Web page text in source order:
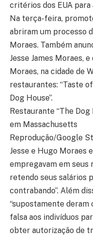
critérios dos EUA para
Na terça-feira,
abriram um processo
Moraes. Também
Jesse James Moraes,
Moraes, na cidade de
restaurantes: “Taste
Dog House”.
Restaurante “The Dog
em Massachusetts
Reprodução/Google
Jesse e Hugo Moraes
empregavam em seus
retendo seus salários
contrabando”. Além
“supostamente
falsa aos indivíduos
obter autorização de